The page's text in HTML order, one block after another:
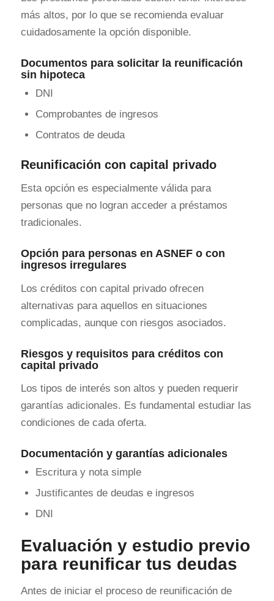
más altos, por lo que se recomienda evaluar
cuidadosamente la opción disponible.
Documentos para solicitar la reunificación
sin hipoteca
DNI
Comprobantes de ingresos
Contratos de deuda
Reunificación con capital privado
Esta opción es especialmente válida para
personas que no logran acceder a préstamos
tradicionales.
Opción para personas en ASNEF o con
ingresos irregulares
Los créditos con capital privado ofrecen
alternativas para aquellos en situaciones
complicadas, aunque con riesgos asociados.
Riesgos y requisitos para créditos con
capital privado
Los tipos de interés son altos y pueden requerir
garantías adicionales. Es fundamental estudiar las
condiciones de cada oferta.
Documentación y garantías adicionales
Escritura y nota simple
Justificantes de deudas e ingresos
DNI
Evaluación y estudio previo
para reunificar tus deudas
Antes de iniciar el proceso de reunificación de